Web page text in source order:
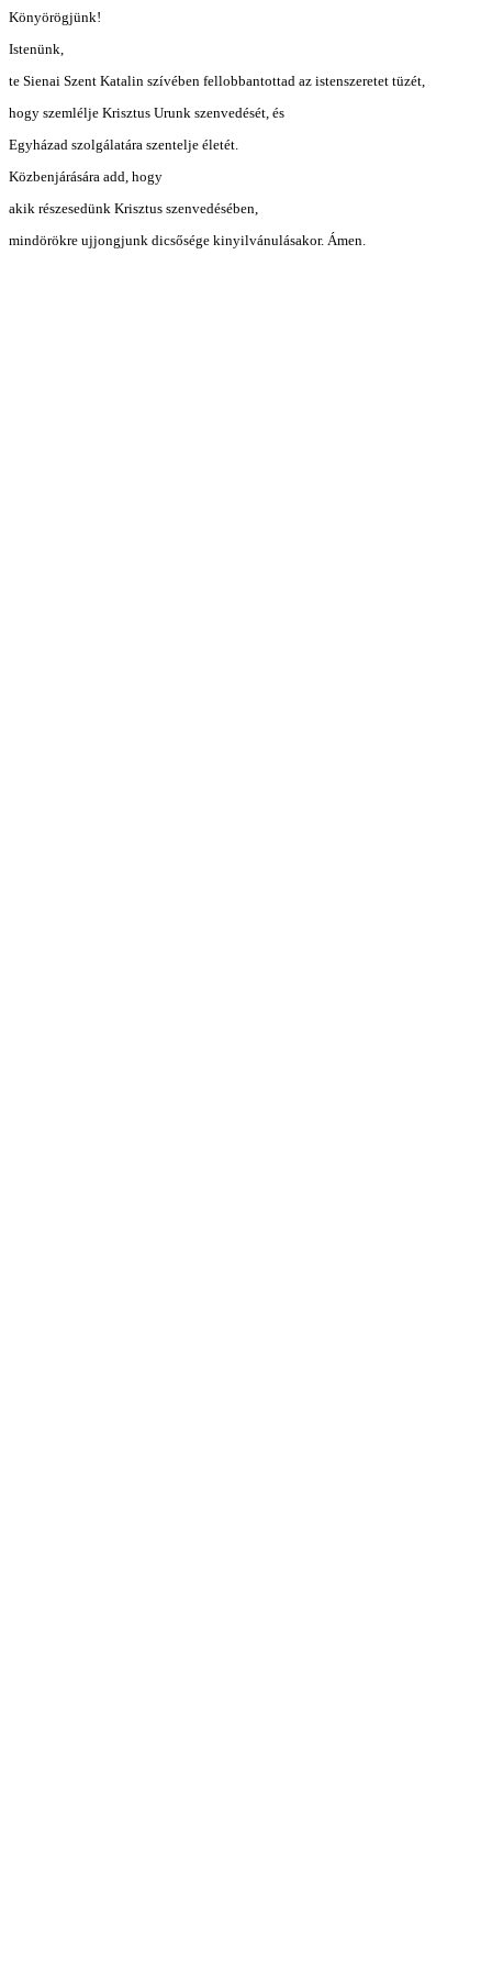
Könyörögjünk!
Istenünk,
te Sienai Szent Katalin szívében fellobbantottad az istenszeretet tüzét,
hogy szemlélje Krisztus Urunk szenvedését, és
Egyházad szolgálatára szentelje életét.
Közbenjárására add, hogy
akik részesedünk Krisztus szenvedésében,
mindörökre ujjongjunk dicsősége kinyilvánulásakor. Ámen.